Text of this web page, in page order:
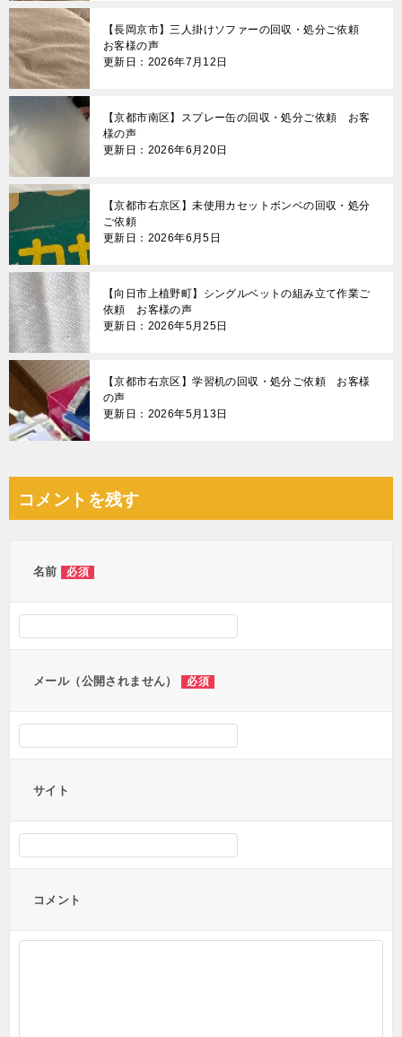
【長岡京市】三人掛けソファーの回収・処分ご依頼
お客様の声
更新日：2026年7月12日
【京都市南区】スプレー缶の回収・処分ご依頼 お客
様の声
更新日：2026年6月20日
【京都市右京区】未使用カセットボンベの回収・処分
ご依頼
更新日：2026年6月5日
【向日市上植野町】シングルベットの組み立て作業ご
依頼 お客様の声
更新日：2026年5月25日
【京都市右京区】学習机の回収・処分ご依頼 お客様
の声
更新日：2026年5月13日
コメントを残す
名前 必須
メール（公開されません） 必須
サイト
コメント